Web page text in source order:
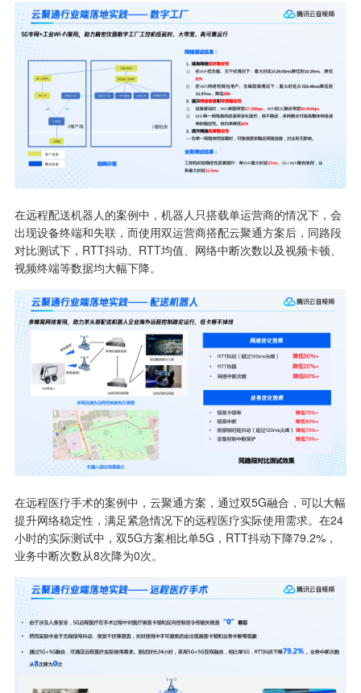
在远程配送机器人的案例中，机器人只搭载单运营商的情况下，会
出现设备终端和失联，而使用双运营商搭配云聚通方案后，同路段
对比测试下，RTT抖动、RTT均值、网络中断次数以及视频卡顿、
视频终端等数据均大幅下降。
在远程医疗手术的案例中，云聚通方案，通过双5G融合，可以大幅
提升网络稳定性，满足紧急情况下的远程医疗实际使用需求。在24
小时的实际测试中，双5G方案相比单5G，RTT抖动下降79.2%，
业务中断次数从8次降为0次。